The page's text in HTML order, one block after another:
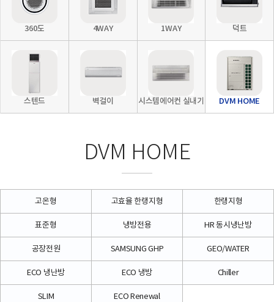
360도 4WAY 1WAY 덕트
스텐드 벽걸이 시스템에어컨 실내기 DVM HOME
DVM HOME
고온형 고효율 한랭지형 한랭지형
표준형 냉방전용 HR 동시냉난방
공장전원 SAMSUNG GHP GEO/WATER
ECO 냉난방 ECO 냉방 Chiller
SLIM ECO Renewal